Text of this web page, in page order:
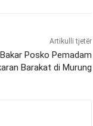
Artikulli tjetër
Posko Pemadam
Barakat di Murung